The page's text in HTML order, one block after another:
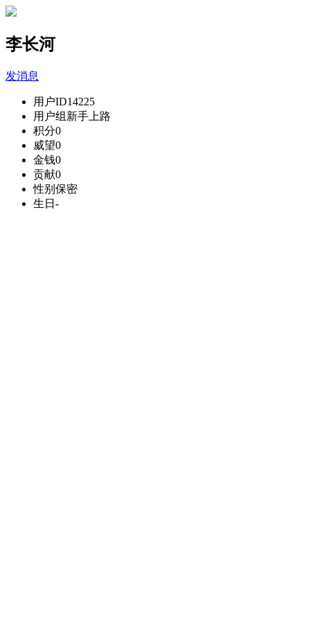
李长河
发消息
用户ID14225
用户组 新手上路
积分0
威望0
金钱0
贡献0
性别 保密
生日 -